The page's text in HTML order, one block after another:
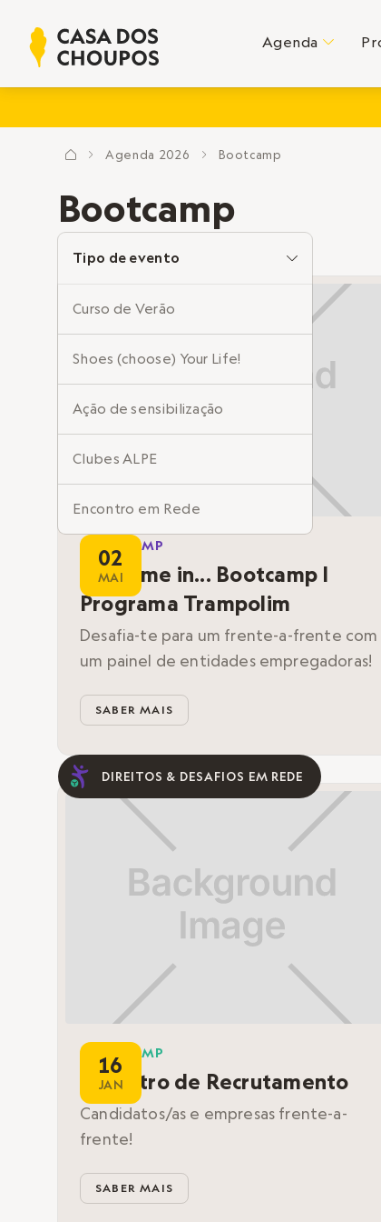
Agenda C
? E Agenda 2026 E Bootcamp
Bootcamp
Tipo de evento C
Curso de Verão
Shoes (choose) Your Life!
Ação de sensibilização
Clubes ALPE
Encontro em Rede
Informação à Medida
Atividades
Espetáculos
Oficinas
Formações
Concursos
02
MAI
BOOTCAMP
Meet me in... Bootcamp |
Programa Trampolim
Desafia-te para um frente-a-frente com
um painel de entidades empregadoras!
SABER MAIS
DIREITOS & DESAFIOS EM REDE
16
JAN
BOOTCAMP
Encontro de Recrutamento
Candidatos/as e empresas frente-a-
frente!
SABER MAIS